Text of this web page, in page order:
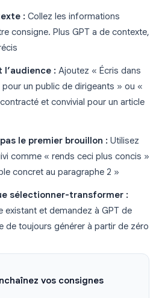
: Collez les informations
consigne. Plus GPT a de contexte,
l’audience : Ajoutez « Écris dans
un public de dirigeants » ou «
et convivial pour un article
le premier brouillon : Utilisez
comme « rends ceci plus concis »
concret au paragraphe 2 »
sélectionner-transformer :
existant et demandez à GPT de
de toujours générer à partir de zéro
vos consignes